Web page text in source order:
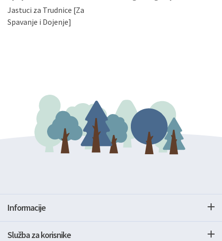
podataka. Opoziv privole možete podnijeti poštom na
gore navedenu adresu ili e-mailom na adresu:
Jastuci za Trudnice [Za
Spavanje i Dojenje]
Informacije
Služba za korisnike